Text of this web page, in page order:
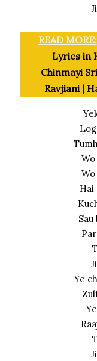
READ MORE:
Lyrics in
Chinmayi
Ravjiani |
Hai
Ye